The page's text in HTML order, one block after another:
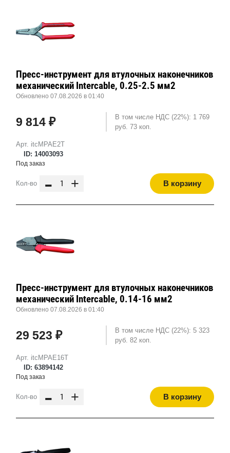
Арт. itcMPAE2T
ID: 14003093
Пресс-инструмент для втулочных наконечников
механический Intercable, 0.25-2.5 мм2
Обновлено 07.08.2026 в 01:40
9 814 ₽
В том числе НДС (22%): 1 769
руб. 73 коп.
Под заказ
Кол-во - + В корзину
Арт. itcMPAE16T
ID: 63894142
Пресс-инструмент для втулочных наконечников
механический Intercable, 0.14-16 мм2
Обновлено 07.08.2026 в 01:40
29 523 ₽
В том числе НДС (22%): 5 323
руб. 82 коп.
Под заказ
Кол-во - + В корзину